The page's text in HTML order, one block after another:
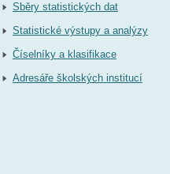
Sběry statistických dat
Statistické výstupy a analýzy
Číselníky a klasifikace
Adresáře školských institucí